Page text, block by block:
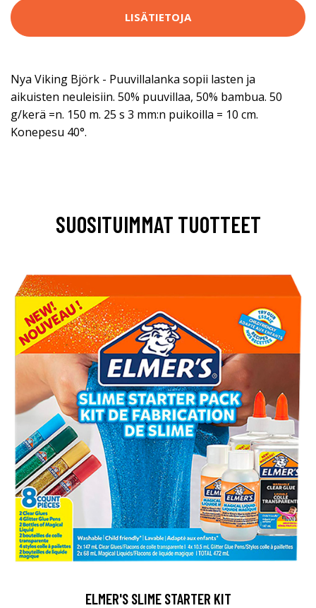
LISÄTIETOJA
Nya Viking Björk - Puuvillalanka sopii lasten ja
aikuisten neuleisiin. 50% puuvillaa, 50% bambua. 50
g/kerä =n. 150 m. 25 s 3 mm:n puikoilla = 10 cm.
Konepesu 40°.
SUOSITUIMMAT TUOTTEET
ELMER'S SLIME STARTER KIT